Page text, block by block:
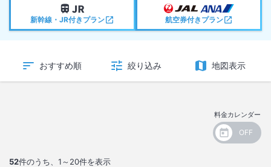
新幹線・JR付きプラン 航空券付きプラン
おすすめ順 絞り込み 地図表示
料金カレンダー
52件のうち、 1～20件を表示